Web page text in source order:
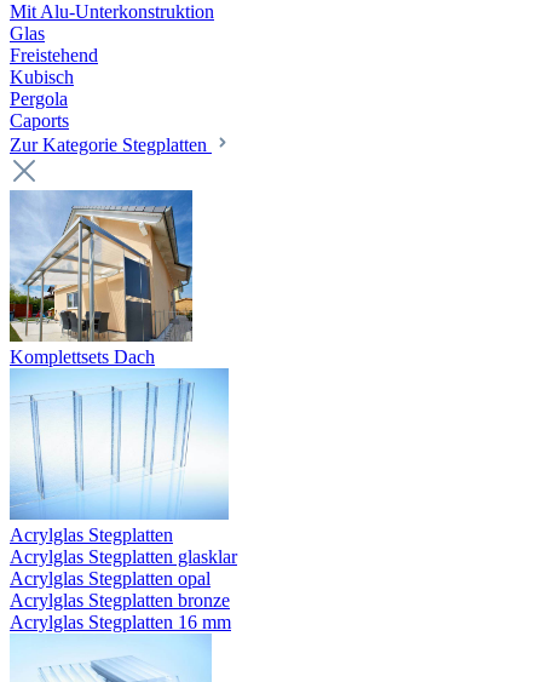
Mit Alu-Unterkonstruktion
Glas
Freistehend
Kubisch
Pergola
Caports
Zur Kategorie Stegplatten
Komplettsets Dach
Acrylglas Stegplatten
Acrylglas Stegplatten glasklar
Acrylglas Stegplatten opal
Acrylglas Stegplatten bronze
Acrylglas Stegplatten 16 mm